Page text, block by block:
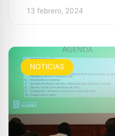
13 febrero, 2024
NOTICIAS